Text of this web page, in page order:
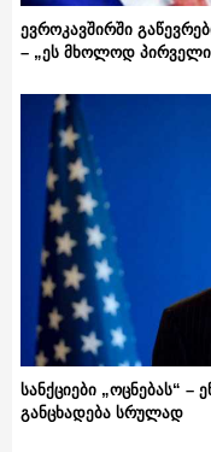
ევროკავშირში
– „ეს მხოლოდ პირველი
სანქციები „ოცნებას“ –
განცხადება სრულად